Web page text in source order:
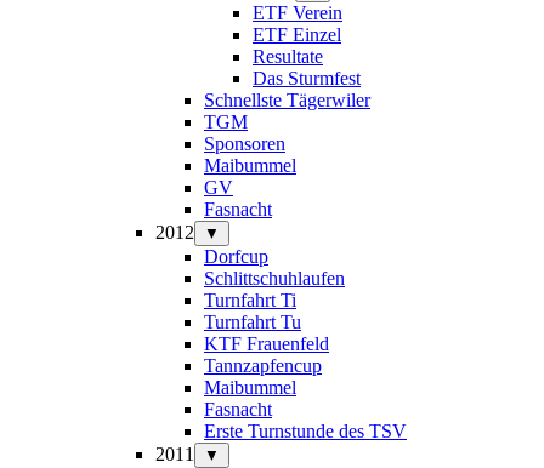
ETF Verein
ETF Einzel
Resultate
Das Sturmfest
Schnellste Tägerwiler
TGM
Sponsoren
Maibummel
GV
Fasnacht
2012
▼
Dorfcup
Schlittschuhlaufen
Turnfahrt Ti
Turnfahrt Tu
KTF Frauenfeld
Tannzapfencup
Maibummel
Fasnacht
Erste Turnstunde des TSV
2011
▼